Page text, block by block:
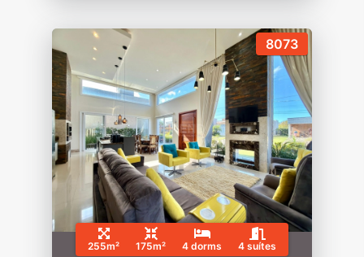
8073
255m² 175m² 4 dorms
4 suítes